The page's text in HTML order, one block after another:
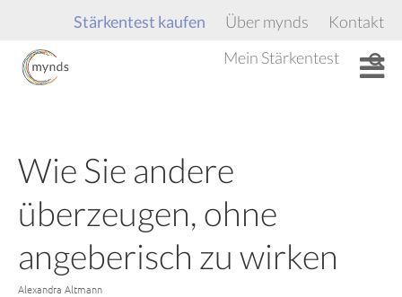
Stärkentest kaufen Über mynds
Kontakt
Mein Stärkentest
Wie Sie andere
überzeugen, ohne
angeberisch zu wirken
Von
Alexandra Altmann